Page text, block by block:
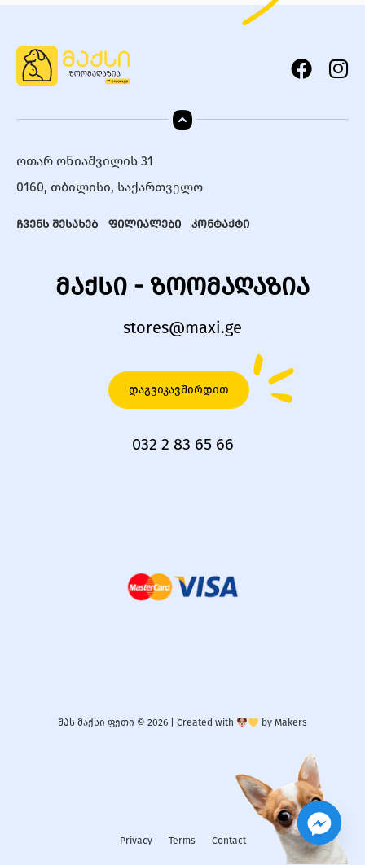
ოთარ ონიაშვილის 31
0160, თბილისი, საქართველო
ჩვენს შესახებ ფილიალები კონტაქტი
მაქსი - ზოომაღაზია
stores@maxi.ge
დაგვიკავშირდით
032 2 83 65 66
შპს მაქსი ფეთი © 2026 | Created with by Makers
Privacy Terms Contact